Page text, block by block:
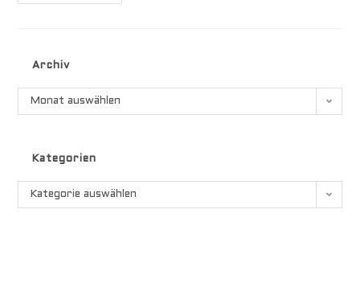
Archiv
Archiv
Monat auswählen
Kategorien
Kategorien
Kategorie auswählen